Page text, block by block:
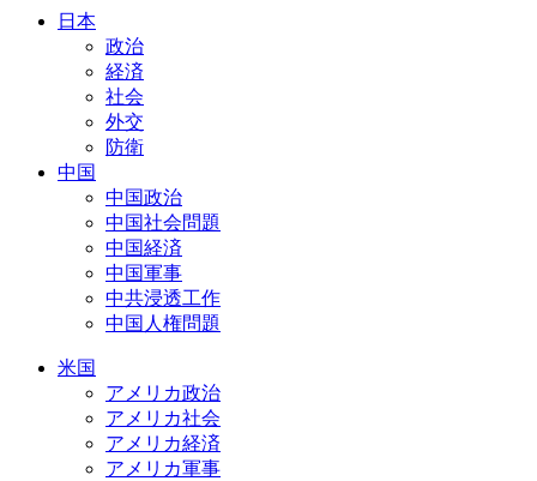
日本
政治
経済
社会
外交
防衛
中国
中国政治
中国社会問題
中国経済
中国軍事
中共浸透工作
中国人権問題
米国
アメリカ政治
アメリカ社会
アメリカ経済
アメリカ軍事